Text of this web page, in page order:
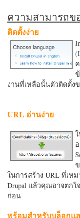
ความสามารถข
ติดตั้งง่าย
งานที่เหลือนั้นตัวติดตั้ง
URL อ่านง่าย
ในการสร้าง URL ที่เหม
Drupal แล้วคุณอาจตก
ก่อน
พร้อมสำหรับบล็อกแ